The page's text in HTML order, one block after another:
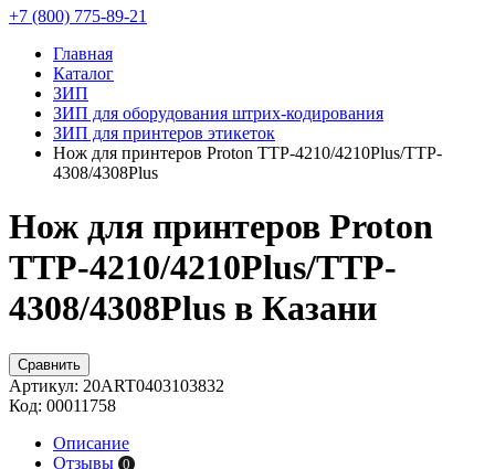
+7 (800) 775-89-21
Главная
Каталог
ЗИП
ЗИП для оборудования штрих-кодирования
ЗИП для принтеров этикеток
Нож для принтеров Proton TTP-4210/4210Plus/TTP-
4308/4308Plus
Нож для принтеров Proton
TTP-4210/4210Plus/TTP-
4308/4308Plus в Казани
Сравнить
Артикул: 20ART0403103832
Код: 00011758
Описание
Отзывы 0